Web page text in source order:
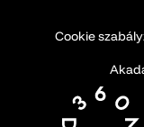
Cookie